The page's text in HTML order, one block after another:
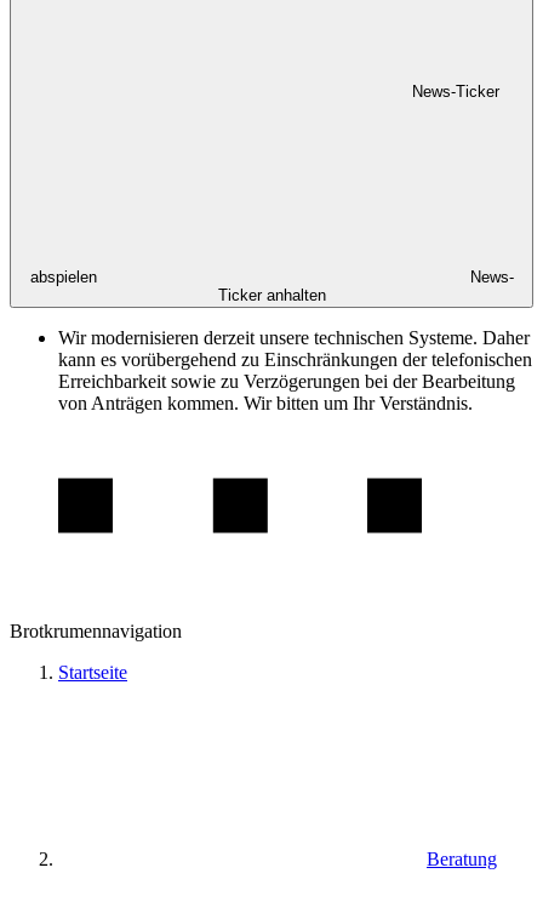
News-Ticker
abspielen
News-
Ticker anhalten
Wir modernisieren derzeit unsere technischen Systeme. Daher
kann es vorübergehend zu Einschränkungen der telefonischen
Erreichbarkeit sowie zu Verzögerungen bei der Bearbeitung
von Anträgen kommen. Wir bitten um Ihr Verständnis.
Brotkrumennavigation
Startseite
Beratung